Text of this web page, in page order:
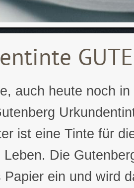
auch heute noch
ist eine Tinte für
Leben. Die
Papier ein und wird